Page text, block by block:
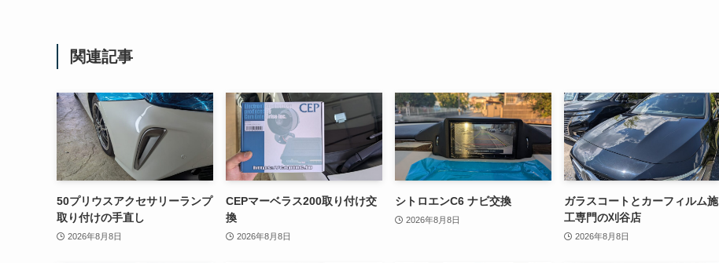
関連記事
50プリウスアクセサリーランプ
取り付けの手直し
2026年8月8日
CEPマーベラス200取り付け交
換
2026年8月8日
シトロエンC6 ナビ交換
2026年8月8日
ガラスコートとカーフィルム施
工専門の刈谷店
2026年8月8日